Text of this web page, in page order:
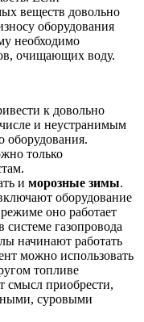
веществ довольно
оборудования
необходимо
очищающих воду.
к довольно
и неустранимым
оборудования.
только
и морозные зимы.
оборудование
оно работает
системе газопровода
начинают работать
можно использовать
топливе
смысл приобрести,
суровыми